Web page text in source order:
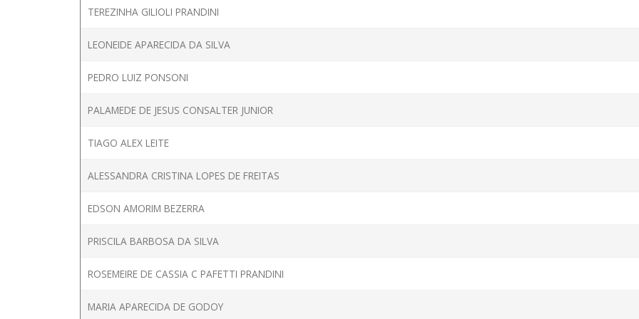
TEREZINHA GILIOLI PRANDINI
LEONEIDE APARECIDA DA SILVA
PEDRO LUIZ PONSONI
PALAMEDE DE JESUS CONSALTER JUNIOR
TIAGO ALEX LEITE
ALESSANDRA CRISTINA LOPES DE FREITAS
EDSON AMORIM BEZERRA
PRISCILA BARBOSA DA SILVA
ROSEMEIRE DE CASSIA C PAFETTI PRANDINI
MARIA APARECIDA DE GODOY